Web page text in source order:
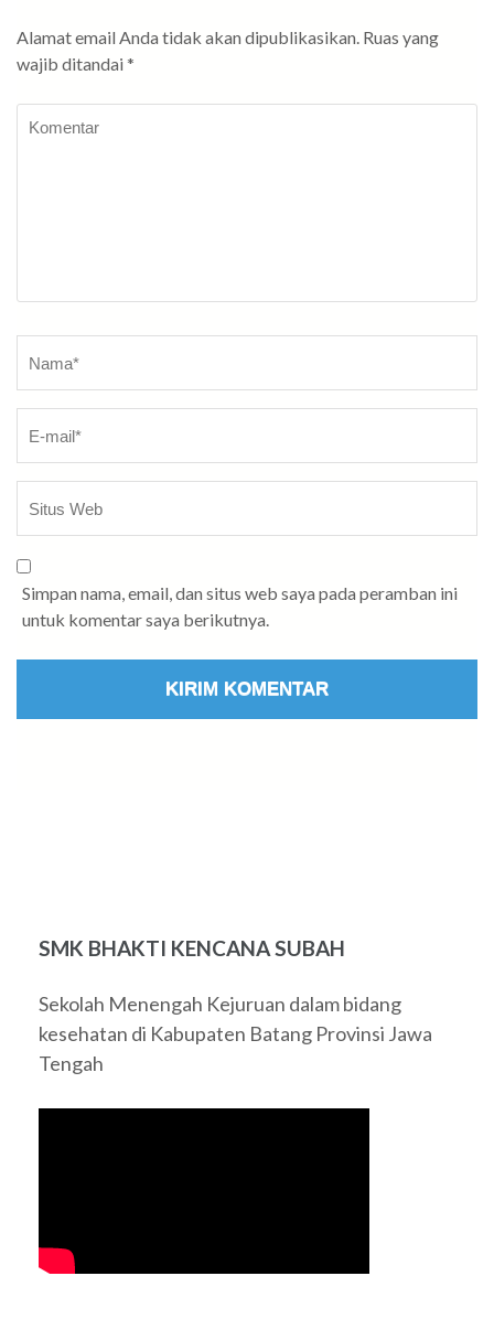
Alamat email Anda tidak akan dipublikasikan. Ruas yang
wajib ditandai *
Simpan nama, email, dan situs web saya pada peramban ini
untuk komentar saya berikutnya.
SMK BHAKTI KENCANA SUBAH
Sekolah Menengah Kejuruan dalam bidang
kesehatan di Kabupaten Batang Provinsi Jawa
Tengah